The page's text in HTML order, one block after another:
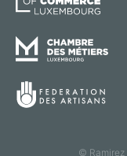
© Ramirez